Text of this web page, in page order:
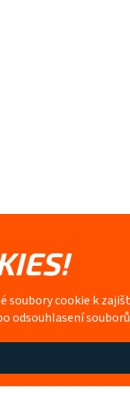
soubory cookie k
odsouhlasení